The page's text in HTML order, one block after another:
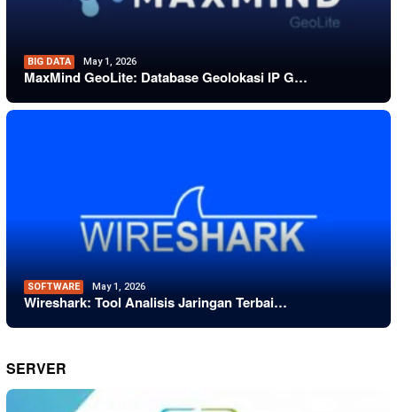
BIG DATA May 1, 2026
MaxMind GeoLite: Database Geolokasi IP G…
SOFTWARE May 1, 2026
Wireshark: Tool Analisis Jaringan Terbai…
SERVER